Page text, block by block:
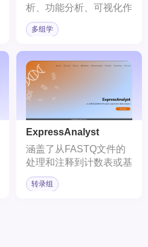
析、功能分析、可视化作
图、机器学习等模块
多组学
ExpressAnalyst
涵盖了从FASTQ文件的
处理和注释到计数表或基
因列表的统计和功能分析
转录组